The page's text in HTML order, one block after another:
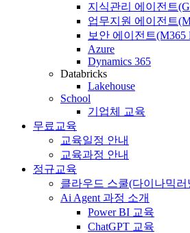
지식관리 에이전트
업무지원 에이전트
보안 에이전트(M365
Azure
Dynamics 365
Databricks
Lakehouse
School
기업체 교육
무료교육
교육일정 안내
교육과정 안내
정규교육
클라우드 스쿨(다이나믹러
Ai Agent 과정 소개
Power BI 교육
ChatGPT 교육